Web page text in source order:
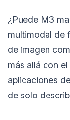
¿Puede M3
multimodal de
de imagen
más allá con
aplicaciones
de solo